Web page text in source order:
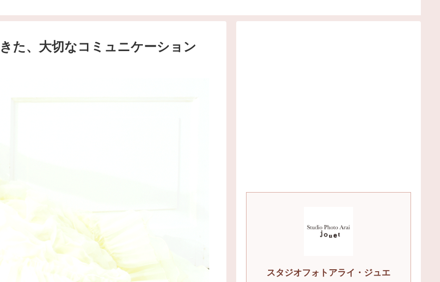
た、大切なコミュニケーション
スタジオフォトアライ・ジュエ